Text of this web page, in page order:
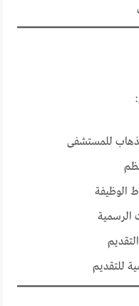
للمستشفى
الوظيفة
الرسمية
للتقديم